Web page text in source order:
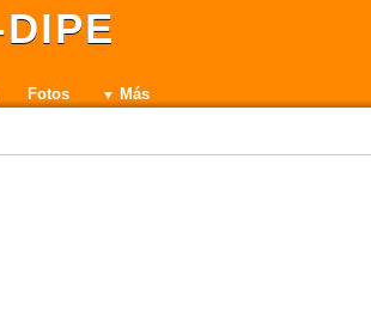
Fotos Más